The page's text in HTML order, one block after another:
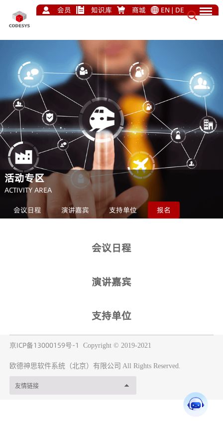
会员 知识库 商城 EN | DE
活动专区
ACTIVITY AREA
会议日程
演讲嘉宾 支持单位 报名
会议日程
演讲嘉宾
支持单位
京ICP备13000159号-1 Copyright © 2019-2021
欧德神思软件系统（北京）有限公司 All Rights Reserved.